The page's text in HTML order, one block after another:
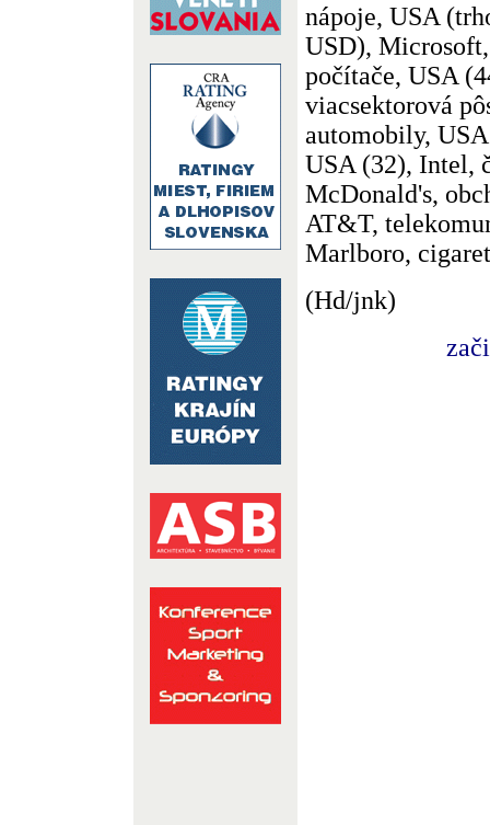
nápoje, USA
USD),
počítače, USA
viacsektorová
automobily,
USA (32), Intel,
McDonald's,
AT&T,
Marlboro,
(Hd/jnk)